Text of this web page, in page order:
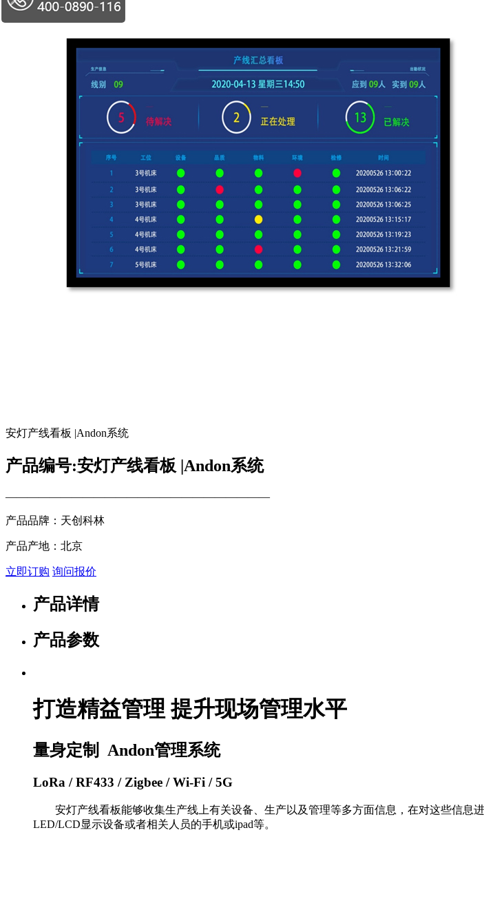
安灯产线看板 |Andon系统
产品编号:安灯产线看板 |Andon系统
————————————————————————
产品品牌：天创科林
产品产地：北京
立即订购 询问报价
产品详情
产品参数
打造精益管理 提升现场管理水平
量身定制 Andon管理系统
LoRa / RF433 / Zigbee / Wi-Fi / 5G
安灯产线看板能够收集生产线上有关设备、生产以及管理等多方面信息，在对这些信息
LED/LCD显示设备或者相关人员的手机或ipad等。